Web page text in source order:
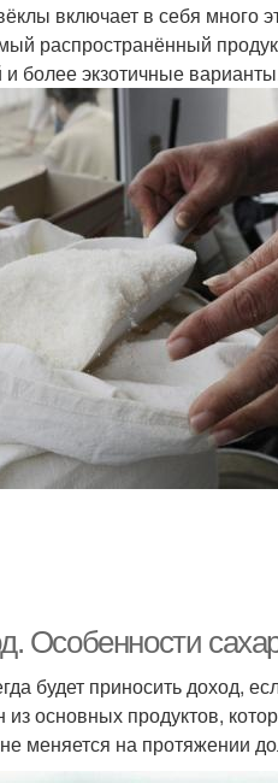
включает в себя много
распространённый
более экзотичные
Особенности
будет приносить доход,
основных продуктов,
меняется на протяжении